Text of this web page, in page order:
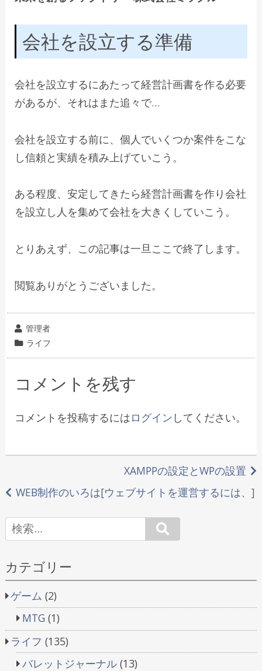
会社を設立する準備
会社を設立するにあたって経営計画書を作る必要
があるが、それはまた追々で…
会社を設立する前に、個人でいくつか案件をこな
し信頼と実績を積み上げていこう。
ある程度、安定してきたら経営計画書を作り会社
を設立し人を集めて会社を大きくしていこう。
とりあえず、この記事は一旦ここで終了します。
閲覧ありがとうございました。
投
稿
者
管理者
カ
テ
リ
ライフ
コメントを残す
コメントを投稿するにはログイン してください。
稿
ナ
ビ
ゲ
ー
シ
ョ
ン
XAMPPの設定とWPの設置
WEB制作のいろは[ウェブサイトを運営するには、]
カテゴリー
ゲーム (2)
MTG(1)
ライフ (135)
バレットジャーナル(13)